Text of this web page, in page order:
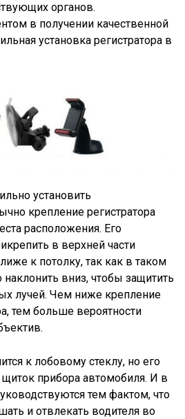
органов.
в получении качественной
установка регистратора в
установить
крепление регистратора
расположения. Его
в верхней части
к потолку, так как в таком
вниз, чтобы защитить
лучей. Чем ниже крепление
тем больше вероятности
к лобовому стеклу, но его
прибора автомобиля. И в
тем фактом, что
и отвлекать водителя во